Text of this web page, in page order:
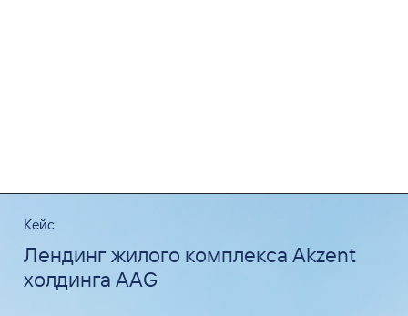
Кейс
Лендинг жилого комплекса Akzent
холдинга AAG